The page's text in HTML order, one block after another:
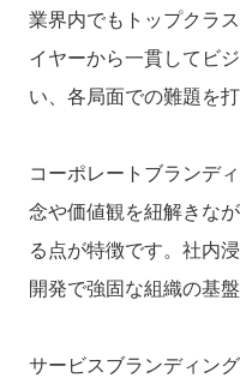
業界内でもトップクラ
イヤーから一貫してビ
い、各局面での難題を
コーポレートブランデ
念や価値観を紐解きな
る点が特徴です。社内
開発で強固な組織の基盤
サービスブランディン